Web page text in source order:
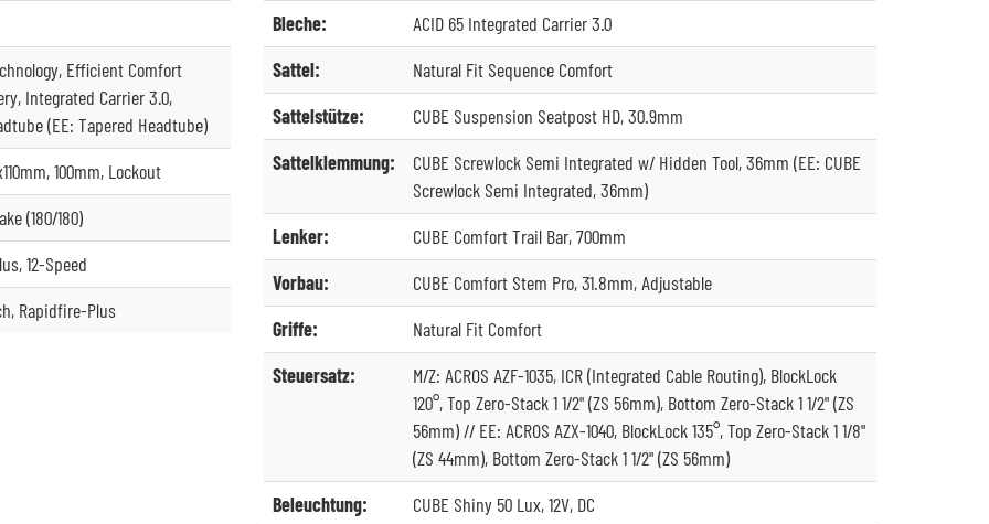
Efficient Comfort
Integrated Carrier 3.0,
(EE: Tapered Headtube)
100mm, Lockout
(180/180)
12-Speed
Rapidfire-Plus
Bleche:
ACID 65 Integrated Carrier 3.0
Sattel:
Natural Fit Sequence Comfort
Sattelstütze:
CUBE Suspension Seatpost HD, 30.9mm
Sattelklemmung:
CUBE Screwlock Semi Integrated w/ Hidden Tool, 36mm (EE: CUBE
Screwlock Semi Integrated, 36mm)
Lenker:
CUBE Comfort Trail Bar, 700mm
Vorbau:
CUBE Comfort Stem Pro, 31.8mm, Adjustable
Griffe:
Natural Fit Comfort
Steuersatz:
M/Z: ACROS AZF-1035, ICR (Integrated Cable Routing), BlockLock
120°, Top Zero-Stack 1 1/2" (ZS 56mm), Bottom Zero-Stack 1 1/2" (ZS
56mm) // EE: ACROS AZX-1040, BlockLock 135°, Top Zero-Stack 1 1/8"
(ZS 44mm), Bottom Zero-Stack 1 1/2" (ZS 56mm)
Beleuchtung:
CUBE Shiny 50 Lux, 12V, DC